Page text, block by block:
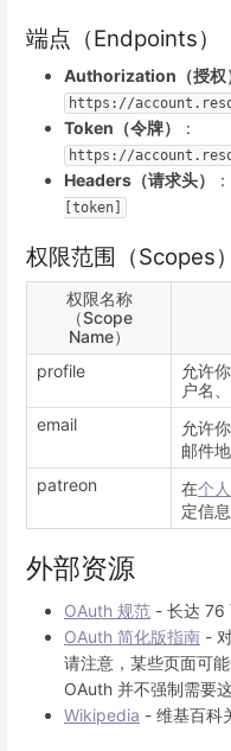
端点（Endpoints）
Authorization（授权
https://
Token（令牌） ：
https://
Headers（请求头） ：
[token]
权限范围（Scopes）
权限名称
（Scope
Name）
profile
允许
户名
email
允许
邮件地
patreon
在个
定信息
外部资源
OAuth 规范 - 长达 76
OAuth 简化版指南 -
请注意，某些页面可
OAuth 并不强制需要这
Wikipedia - 维基百科